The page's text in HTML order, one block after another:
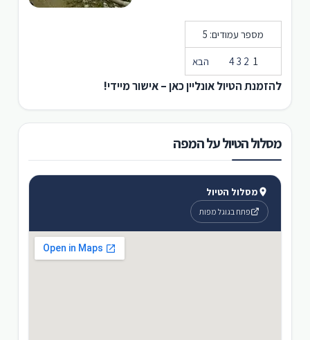
מספר עמודים: 5
1
2
3
4 הבא
להזמנת הטיול אונליין כאן – אישור מיידי!
מסלול הטיול על המפה
מסלול הטיול
פתח בגוגל מפות